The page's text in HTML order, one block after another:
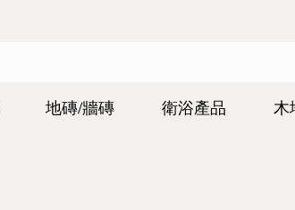
地磚/牆磚 衛浴產品 木